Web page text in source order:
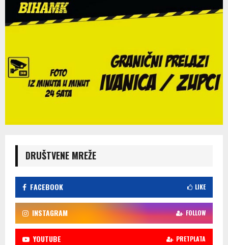
DRUŠTVENE MREŽE
FACEBOOK LIKE
INSTAGRAM FOLLOW
YOUTUBE PRETPLATA